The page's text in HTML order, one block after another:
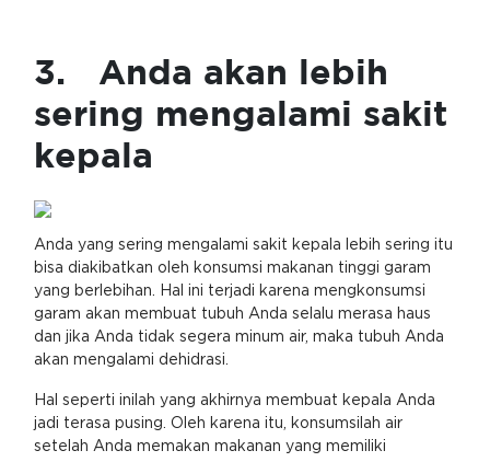
3. Anda akan lebih
sering mengalami sakit
kepala
Anda yang sering mengalami sakit kepala lebih sering itu
bisa diakibatkan oleh konsumsi makanan tinggi garam
yang berlebihan. Hal ini terjadi karena mengkonsumsi
garam akan membuat tubuh Anda selalu merasa haus
dan jika Anda tidak segera minum air, maka tubuh Anda
akan mengalami dehidrasi.
Hal seperti inilah yang akhirnya membuat kepala Anda
jadi terasa pusing. Oleh karena itu, konsumsilah air
setelah Anda memakan makanan yang memiliki